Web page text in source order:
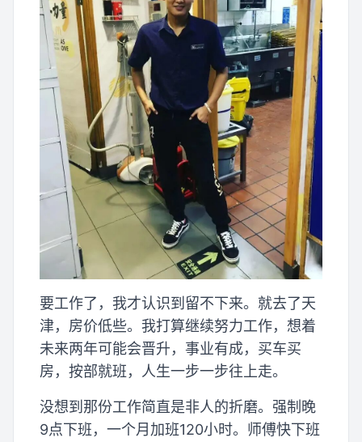
要工作了，我才认识到留不下来。就去了天
津，房价低些。我打算继续努力工作，想着
未来两年可能会晋升，事业有成，买车买
房，按部就班，人生一步一步往上走。
没想到那份工作简直是非人的折磨。强制晚
9点下班，一个月加班120小时。师傅快下班